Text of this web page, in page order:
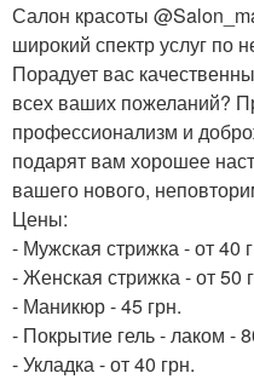
Салон красоты
широкий спектр услуг по
Порадует вас
всех ваших пожеланий?
профессионализм и
подарят вам хорошее
вашего нового,
Цены:
- Мужская стрижка - от 40
- Женская стрижка - от 50
- Маникюр - 45 грн.
- Покрытие гель - лаком -
- Укладка - от 40 грн.